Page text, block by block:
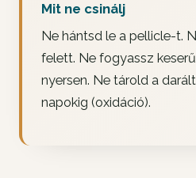
Mit ne csinálj
Ne hántsd le a pellicle-t.
felett. Ne fogyassz
nyersen. Ne tárold a
napokig (oxidáció).